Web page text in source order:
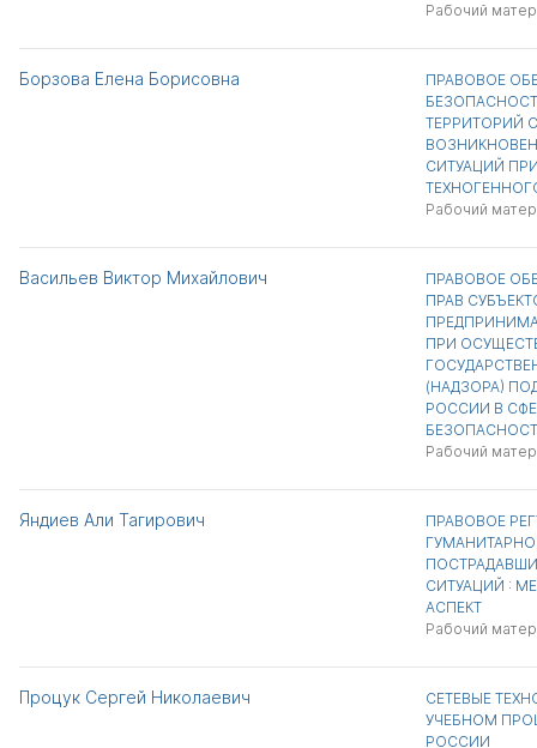
Рабочий
Борзова Елена Борисовна
ПРАВОВОЕ
ТЕРРИТОРИЙ
СИТУАЦИЙ
Рабочий
Васильев Виктор Михайлович
ПРАВОВОЕ
ПРАВ
ПРИ
(НАДЗОРА)
РОССИИ В
Рабочий
Яндиев Али Тагирович
ПРАВОВОЕ
СИТУАЦИЙ :
АСПЕКТ
Рабочий
Процук Сергей Николаевич
СЕТЕВЫЕ
УЧЕБНОМ
РОССИИ